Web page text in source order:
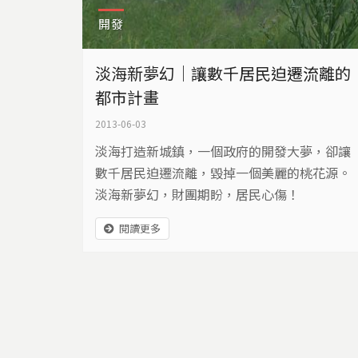
開發
淡海新夢幻｜讓數千居民迫遷流離的
都市計畫
2013-06-03
淡海打造新城鎮，一個政府的開發大夢，卻讓
數千居民迫遷流離，毀掉一個美麗的桃花源。
淡海新夢幻，財團期盼，居民心傷！
閱讀更多